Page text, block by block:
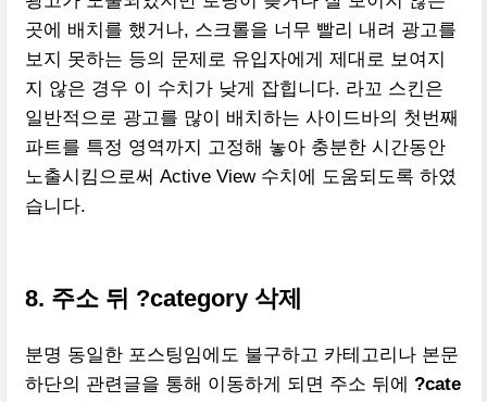
곳에 배치를 했거나, 스크롤을 너무 빨리 내려 광고를
보지 못하는 등의 문제로 유입자에게 제대로 보여지
지 않은 경우 이 수치가 낮게 잡힙니다. 라꼬 스킨은
일반적으로 광고를 많이 배치하는 사이드바의 첫번째
파트를 특정 영역까지 고정해 놓아 충분한 시간동안
노출시킴으로써 Active View 수치에 도움되도록 하였
습니다.
8. 주소 뒤 ?category 삭제
분명 동일한 포스팅임에도 불구하고 카테고리나 본문
하단의 관련글을 통해 이동하게 되면 주소 뒤에 ?cate